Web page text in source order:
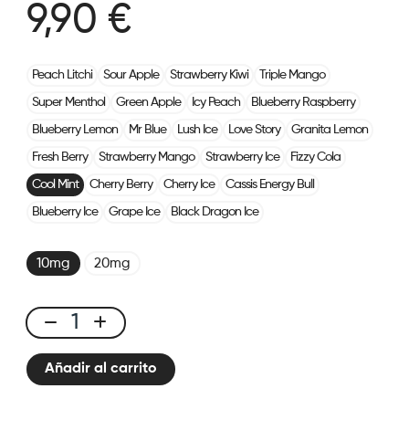
9,90 €
Peach Litchi Sour Apple Strawberry Kiwi Triple Mango
Super Menthol Green Apple Icy Peach Blueberry Raspberry
Blueberry Lemon Mr Blue Lush Ice Love Story Granita Lemon
Fresh Berry Strawberry Mango Strawberry Ice Fizzy Cola
Cool Mint Cherry Berry Cherry Ice Cassis Energy Bull
Blueberry Ice Grape Ice Black Dragon Ice
10mg 20mg
X-
Line
PodAñadir al carrito